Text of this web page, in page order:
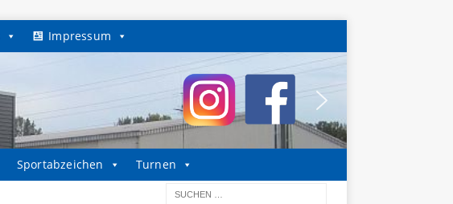
Impressum
Sportabzeichen Turnen